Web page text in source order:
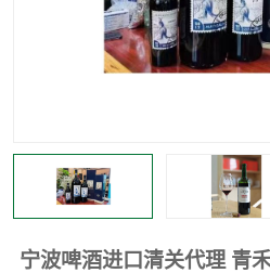
宁波啤酒进口清关代理 青